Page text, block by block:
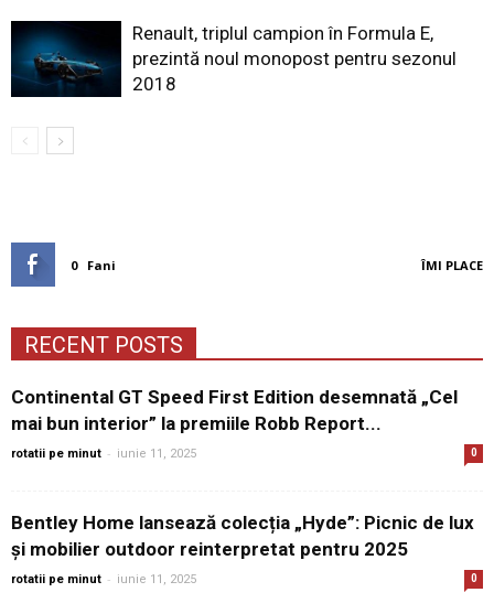
Renault, triplul campion în Formula E,
prezintă noul monopost pentru sezonul
2018
0 Fani ÎMI PLACE
RECENT POSTS
Continental GT Speed First Edition desemnată „Cel
mai bun interior” la premiile Robb Report...
rotatii pe minut - iunie 11, 2025 0
Bentley Home lansează colecția „Hyde”: Picnic de lux
și mobilier outdoor reinterpretat pentru 2025
rotatii pe minut - iunie 11, 2025 0